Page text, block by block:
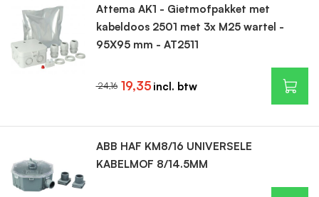
Attema AK1 - Gietmofpakket met
kabeldoos 2501 met 3x M25 wartel -
95X95 mm - AT2511
19,35
24,16
ABB HAF KM8/16 UNIVERSELE
KABELMOF 8/14.5MM